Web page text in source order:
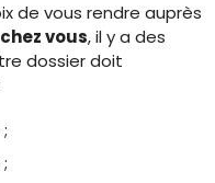
de vous rendre auprès
vous, il y a des
dossier doit